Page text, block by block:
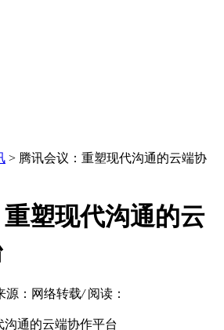
> 腾讯会议：重塑现代沟通的云端协
塑现代沟通的云
源：网络转载/ 阅读：